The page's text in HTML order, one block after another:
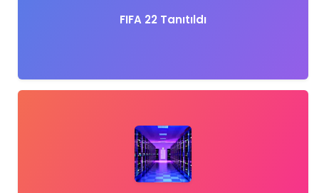
FIFA 22 Tanıtıldı